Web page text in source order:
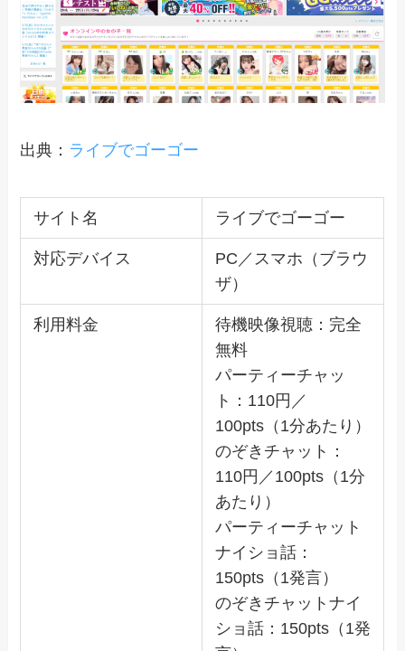
出典： ライブでゴーゴー
サイト名 ライブでゴーゴー
対応デバイス
PC／スマホ（ブラウ
ザ）
利用料金
待機映像視聴：完全
無料
パーティーチャッ
ト：110円／
100pts（1分あたり）
のぞきチャット：
110円／100pts（1分
あたり）
パーティーチャット
ナイショ話：
150pts（1発言）
のぞきチャットナイ
ショ話：150pts（1発